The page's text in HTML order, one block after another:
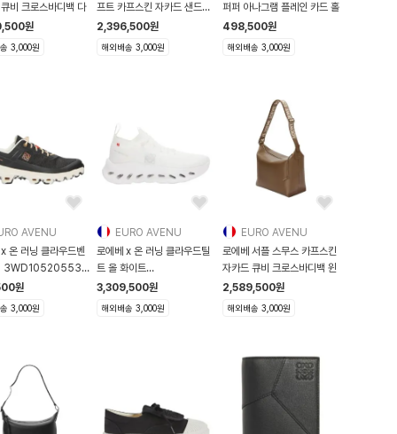
비 크로스바디백 다
원
3,000원
프트 카프스킨 자카드 샌드
A65
2,396,500원
해외배송 3,000원
퍼퍼 아나그램 플레인 카드 홀
498,500원
해외배송 3,000원
AVENU
온 러닝 클라우드벤
3WD10520553
1100 3WD
원
3,000원
EURO AVENU
로에베 x 온 러닝 클라우드틸
트 올 화이트
3WD30310108
L929282X15 3
3,309,500원
해외배송 3,000원
EURO AVENU
로에베 서플 스무스 카프스킨
자카드 큐비 크로스바디백 윈
2,589,500원
해외배송 3,000원